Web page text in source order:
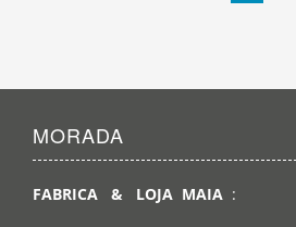
MORADA
FABRICA & LOJA MAIA :